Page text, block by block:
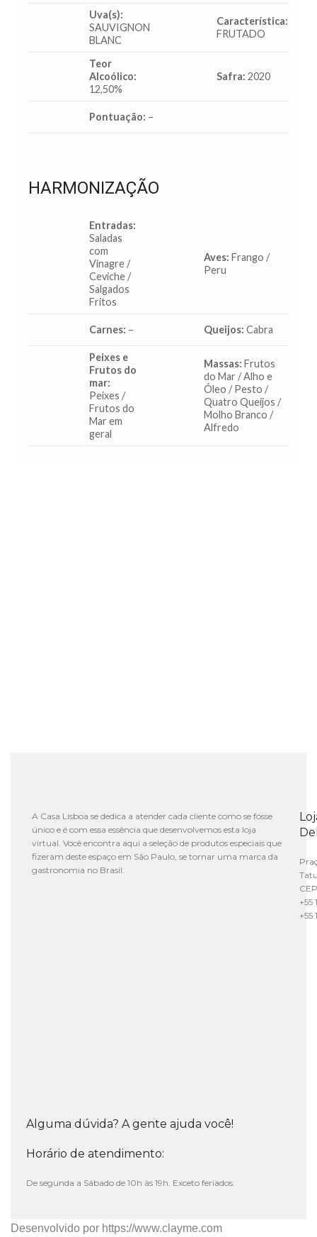
Uva(s):
SAUVIGNON
BLANC
Característica:
FRUTADO
Teor
Alcoólico:
12,50%
Safra: 2020
Pontuação: –
HARMONIZAÇÃO
Entradas:
Saladas
com
Vinagre /
Ceviche /
Salgados
Fritos
Aves: Frango /
Peru
Carnes: – Queijos: Cabra
Peixes e
Frutos do
mar:
Peixes /
Frutos do
Mar em
geral
Massas: Frutos
do Mar / Alho e
Óleo / Pesto /
Quatro Queijos /
Molho Branco /
Alfredo
A Casa Lisboa se dedica a atender cada cliente como se fosse
único e é com essa essência que desenvolvemos esta loja
virtual. Você encontra aqui a seleção de produtos especiais que
fizeram deste espaço em São Paulo, se tornar uma marca da
gastronomia no Brasil.
+55
+55
Alguma dúvida? A gente ajuda você!
Horário de atendimento:
De segunda a Sábado de 10h às 19h. Exceto feriados.
Desenvolvido por https://www.clayme.com